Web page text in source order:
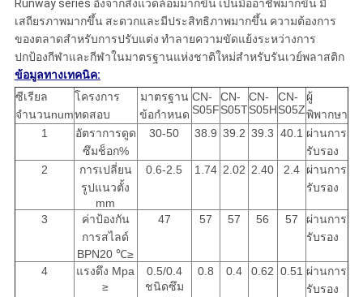
Runway series อิงจากสิ่งแวดล้อมมากขึ้น เป็นมืออาชีพมากขึ้น มี
เสถียรภาพมากขึ้น สะดวกและมีประสิทธิภาพมากขึ้น ความต้องการ
ของตลาดสำหรับการปรับแต่ง ทำลายความขัดแย้งระหว่างการ
ปกป้องกีฬาและกีฬาในมาตรฐานแห่งชาติใหม่สำหรับรันเวย์พลาสติก
ข้อมูลทางเทคนิค:
ซีเรียล
จำนวนnum
โครงการ
ทดสอบ
มาตรฐาน
ข้อกำหนด
CN-
S05F
CN-
S05T
CN-
S05H
CN-
S05Z
ผู้
พิพากษา
1
อัตราการดูด
ซึมช็อก%
30-50 38.9 39.2 39.3 40.1 ผ่านการ
รับรอง
2
การเปลี่ยน
รูปแนวตั้ง
mm
0.6-2.5 1.74 2.02 2.40 2.4 ผ่านการ
รับรอง
3
ค่าป้องกัน
การสไลด์
BPN20 ℃≥
47 57 57 56 57
ผ่านการ
รับรอง
4
แรงดึง Mpa
≥
0.5/0.4
ชนิดซึม
0.8 0.4 0.62 0.51 ผ่านการ
รับรอง